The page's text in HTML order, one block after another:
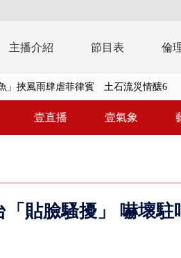
主播介紹 節目表 倫
魚」挾風雨肆虐菲律賓 土石流災情釀6
10周年！ 8／8見面會限40粉絲 YG大...
壹直播 壹氣象
「貼臉騷擾」 嚇壞駐